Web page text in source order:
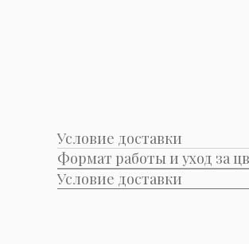
Условие доставки
Формат работы и уход за
Условие доставки